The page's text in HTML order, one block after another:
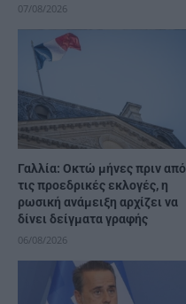
07/08/2026
Γαλλία: Οκτώ μήνες πριν από
τις προεδρικές εκλογές, η
ρωσική ανάμειξη αρχίζει να
δίνει δείγματα γραφής
06/08/2026